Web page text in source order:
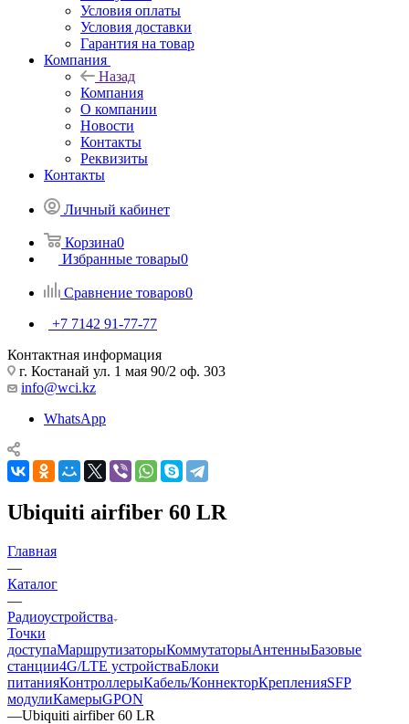
Условия оплаты
Условия доставки
Гарантия на товар
Компания
Назад
Компания
О компании
Новости
Контакты
Реквизиты
Контакты
Личный кабинет
Корзина0
Избранные товары0
Сравнение товаров0
+7 7142 91-77-77
Контактная информация
г. Костанай ул. 1 мая 90/2 оф. 303
info@wci.kz
WhatsApp
Ubiquiti airfiber 60 LR
Главная
—
Каталог
—
Радиоустройства
Точки
доступаМаршрутизаторыКоммутаторыАнтенныБазовые
станции4G/LTE устройстваБлоки
питанияКонтроллерыКабель/КоннекторКрепленияSFP
модулиКамерыGPON
—Ubiquiti airfiber 60 LR